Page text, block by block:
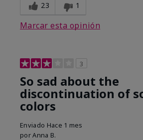
23 1
Marcar esta opinión
3
So sad about the
discontinuation of
colors
Enviado Hace 1 mes
porAnna B.